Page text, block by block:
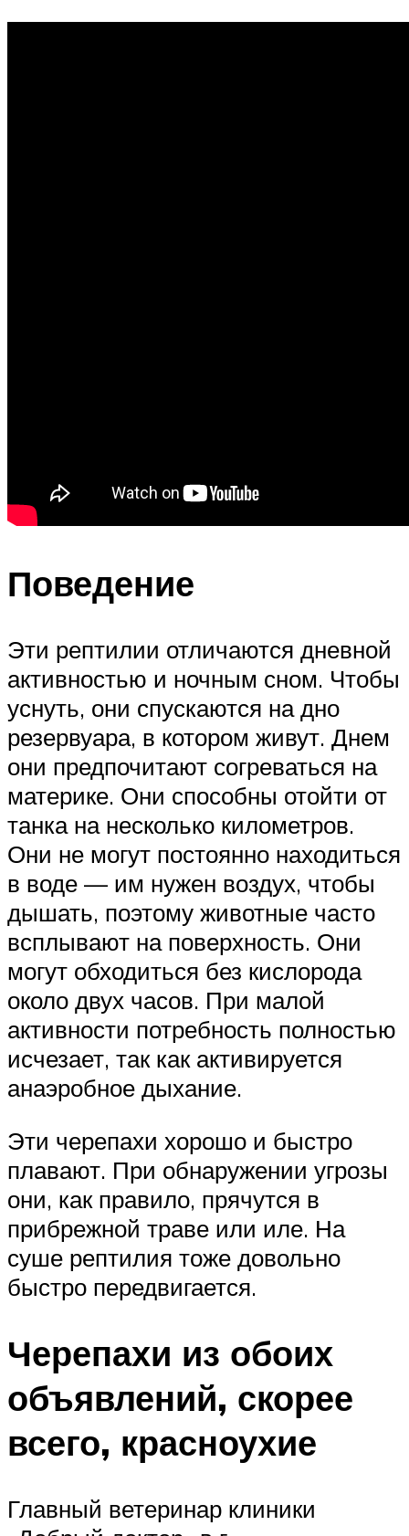
Поведение
Эти рептилии отличаются дневной
активностью и ночным сном. Чтобы
уснуть, они спускаются на дно
резервуара, в котором живут. Днем
они предпочитают согреваться на
материке. Они способны отойти от
танка на несколько километров.
Они не могут постоянно находиться
в воде — им нужен воздух, чтобы
дышать, поэтому животные часто
всплывают на поверхность. Они
могут обходиться без кислорода
около двух часов. При малой
активности потребность полностью
исчезает, так как активируется
анаэробное дыхание.
Эти черепахи хорошо и быстро
плавают. При обнаружении угрозы
они, как правило, прячутся в
прибрежной траве или иле. На
суше рептилия тоже довольно
быстро передвигается.
Черепахи из обоих
объявлений, скорее
всего, красноухие
Главный ветеринар клиники